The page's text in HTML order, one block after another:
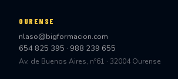
OURENSE
nlaso@bigformacion.com
654 825 395 · 988 239 655
Av. de Buenos Aires, nº61 · 32004 Ourense